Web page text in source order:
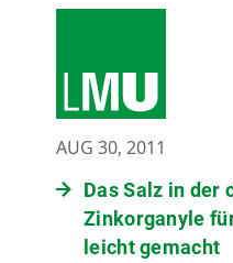
AUG 30, 2011
Das Salz in der
Zinkorganyle
leicht gemacht